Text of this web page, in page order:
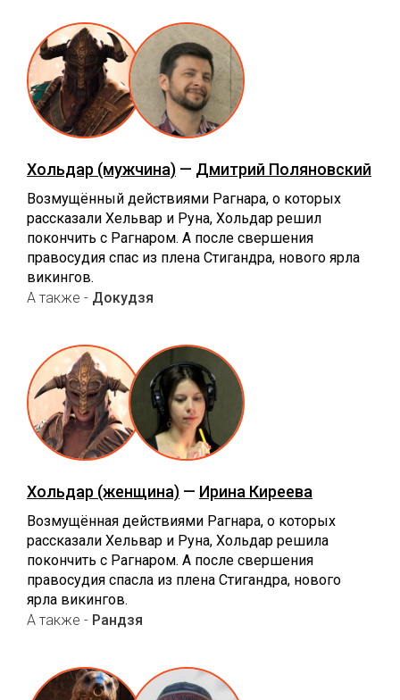
Хольдар (мужчина) — Дмитрий Поляновский
Возмущённый действиями Рагнара, о которых
рассказали Хельвар и Руна, Хольдар решил
покончить с Рагнаром. А после свершения
правосудия спас из плена Стигандра, нового ярла
викингов.
А также - Докудзя
Хольдар (женщина) — Ирина Киреева
Возмущённая действиями Рагнара, о которых
рассказали Хельвар и Руна, Хольдар решила
покончить с Рагнаром. А после свершения
правосудия спасла из плена Стигандра, нового
ярла викингов.
А также - Рандзя